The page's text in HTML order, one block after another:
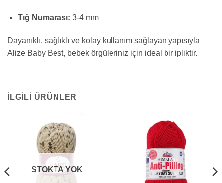
Tığ Numarası: 3-4 mm
Dayanıklı, sağlıklı ve kolay kullanım sağlayan yapısıyla
Alize Baby Best, bebek örgüleriniz için ideal bir ipliktir.
İLGILI ÜRÜNLER
STOKTA YOK